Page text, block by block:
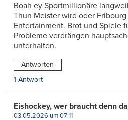
Boah ey Sportmillionäre
Thun Meister wird oder Fribourg
Entertainment. Brot und Spiele
Probleme verdrängen
unterhalten.
Antworten
1 Antwort
Eishockey, wer braucht denn
03.05.2026 um 07:11